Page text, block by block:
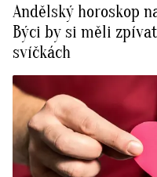
Andělský horoskop
Býci by si měli
svíčkách